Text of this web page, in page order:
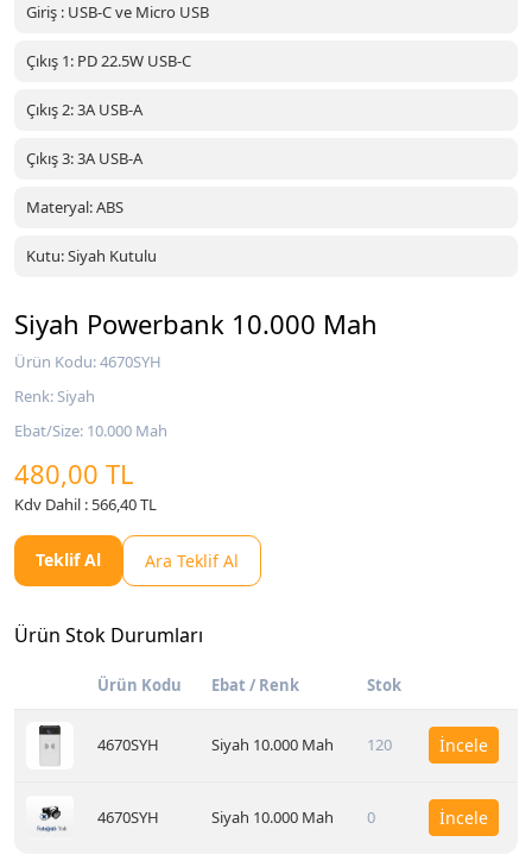
Giriş : USB-C ve Micro USB
Çıkış 1: PD 22.5W USB-C
Çıkış 2: 3A USB-A
Çıkış 3: 3A USB-A
Materyal: ABS
Kutu: Siyah Kutulu
Siyah Powerbank 10.000 Mah
Ürün Kodu: 4670SYH
Renk: Siyah
Ebat/Size: 10.000 Mah
480,00 TL
Kdv Dahil : 566,40 TL
Teklif Al Ara Teklif Al
Ürün Stok Durumları
Ürün Kodu Ebat / Renk Stok
4670SYH Siyah 10.000 Mah 120 İncele
4670SYH Siyah 10.000 Mah 0 İncele